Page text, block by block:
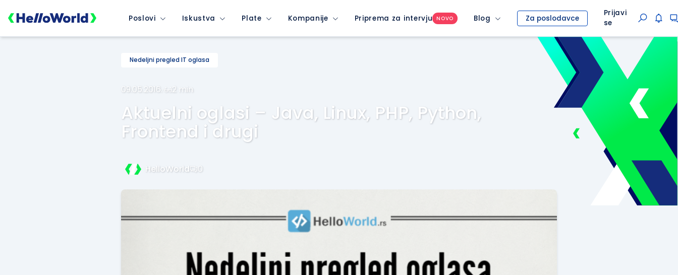
Poslovi Iskustva Plate Kompanije Priprema za intervju NOVO Blog Za poslodavce
Prijavi
se
Nedeljni pregled IT oglasa
09.05.2016. 2 min
Aktuelni oglasi – Java, Linux, PHP, Python,
Frontend i drugi
HelloWorld 0